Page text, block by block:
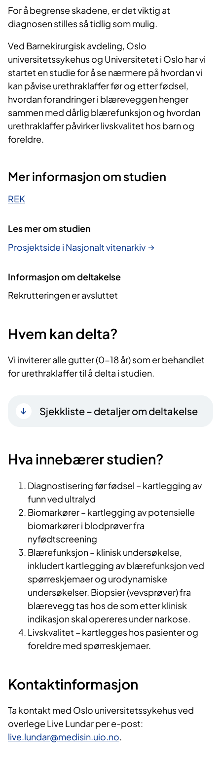
For å begrense skadene, er det viktig at
diagnosen stilles så tidlig som mulig.
Ved Barnekirurgisk avdeling, Oslo
universitetssykehus og Universitetet i Oslo har vi
startet en studie for å se nærmere på hvordan vi
kan påvise urethraklaffer før og etter fødsel,
hvordan forandringer i blæreveggen henger
sammen med dårlig blærefunksjon og hvordan
urethraklaffer påvirker livskvalitet hos barn og
foreldre.
Mer informasjon om studien
REK
Les mer om studien
Prosjektside i Nasjonalt vitenarkiv
Informasjon om deltakelse
Rekrutteringen er avsluttet
Hvem kan delta?
Vi inviterer alle gutter (0-18 år) som er behandlet
for urethraklaffer til å delta i studien.
Sjekkliste – detaljer om deltakelse
Hva innebærer studien?
Diagnostisering før fødsel – kartlegging av
funn ved ultralyd
Biomarkører – kartlegging av potensielle
biomarkører i blodprøver fra
nyfødtscreening
Blærefunksjon – klinisk undersøkelse,
inkludert kartlegging av blærefunksjon ved
spørreskjemaer og urodynamiske
undersøkelser. Biopsier (vevsprøver) fra
blærevegg tas hos de som etter klinisk
indikasjon skal opereres under narkose.
Livskvalitet – kartlegges hos pasienter og
foreldre med spørreskjemaer.
Kontaktinformasjon
Ta kontakt med Oslo universitetssykehus ved
overlege Live Lundar per e-post:
live.lundar@medisin.uio.no.